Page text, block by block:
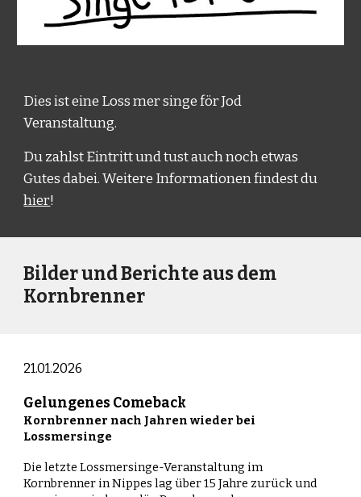
Dies ist eine Loss mer singeförJod
Veranstaltung.
Du zahlst Eintritt und tust auch noch etwas
Gutes dabei. Weitere Informationen findest du
hier!
Bilder und Berichte aus dem
Kornbrenner
21.01.2026
Gelungenes Comeback
Kornbrenner nach Jahren wieder bei
Lossmersinge
Die letzte Lossmersinge-Veranstaltung im
Kornbrenner in Nippes lag über 15 Jahre zurück und